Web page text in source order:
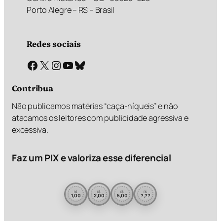
Porto Alegre – RS – Brasil
Redes sociais
Facebook X Instagram Youtube Bluesky
Contribua
Não publicamos matérias “caça-níqueis” e não
atacamos os leitores com publicidade agressiva e
excessiva.
Faz um PIX e valoriza esse diferencial
R$
1,00 R$
2,00 R$
5,00 R$
?,??